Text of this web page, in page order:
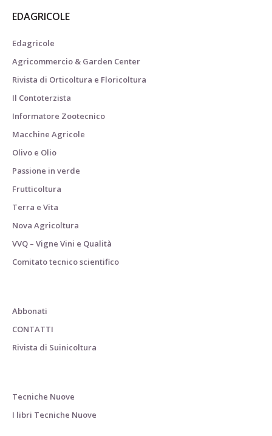
EDAGRICOLE
Edagricole
Agricommercio & Garden Center
Rivista di Orticoltura e Floricoltura
Il Contoterzista
Informatore Zootecnico
Macchine Agricole
Olivo e Olio
Passione in verde
Frutticoltura
Terra e Vita
Nova Agricoltura
VVQ – Vigne Vini e Qualità
Comitato tecnico scientifico
Abbonati
CONTATTI
Rivista di Suinicoltura
Tecniche Nuove
I libri Tecniche Nuove